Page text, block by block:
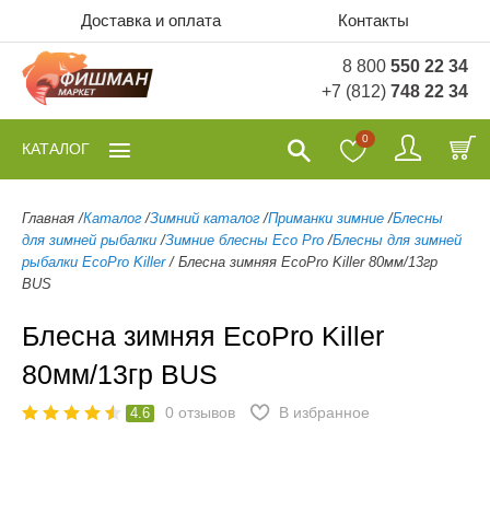
Доставка и оплата Контакты
8 800 550 22 34
+7 (812) 748 22 34
0
КАТАЛОГ
Главная /Каталог /Зимний каталог /Приманки зимние /Блесны
для зимней рыбалки /Зимние блесны Eco Pro /Блесны для зимней
рыбалки EcoPro Killer / Блесна зимняя EcoPro Killer 80мм/13гр
BUS
Блесна зимняя EcoPro Killer
80мм/13гр BUS
4.6 0 отзывов В избранное